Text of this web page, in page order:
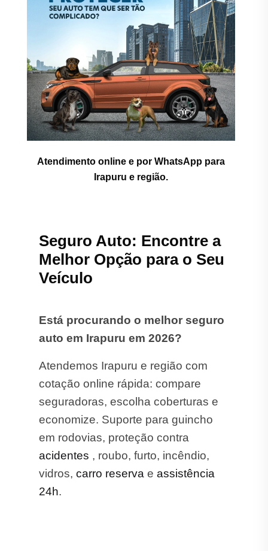
Atendimento online e por WhatsApp para
Irapuru e região.
Seguro Auto: Encontre a
Melhor Opção para o Seu
Veículo
Está procurando o melhor seguro
auto em Irapuru em 2026?
Atendemos Irapuru e região com
cotação online rápida: compare
seguradoras, escolha coberturas e
economize. Suporte para guincho
em rodovias, proteção contra
acidentes , roubo, furto, incêndio,
vidros, carro reserva e assistência
24h.